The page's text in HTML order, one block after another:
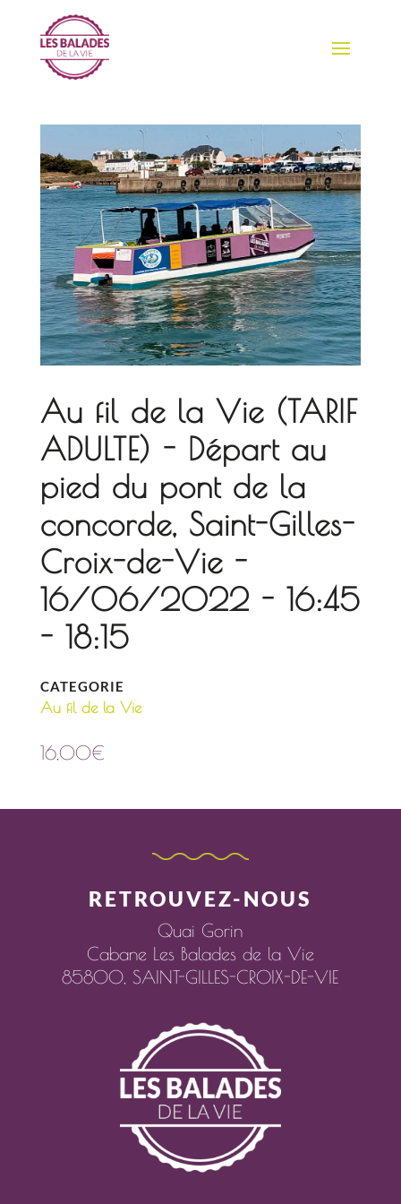
Au fil de la Vie (TARIF
ADULTE) - Départ au
pied du pont de la
concorde, Saint-Gilles-
Croix-de-Vie -
16/06/2022 - 16:45
- 18:15
CATEGORIE
Au fil de la Vie
16,00€
RETROUVEZ-NOUS
Quai Gorin
Cabane Les Balades de la Vie
85800,SAINT-GILLES-CROIX-DE-VIE